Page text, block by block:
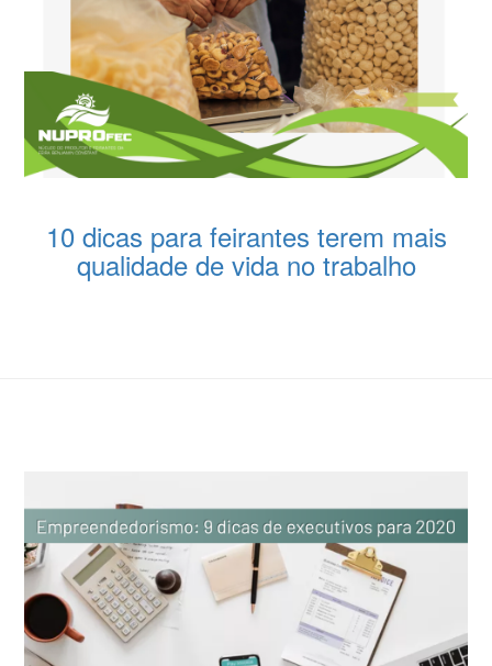
10 dicas para feirantes terem mais
qualidade de vida no trabalho